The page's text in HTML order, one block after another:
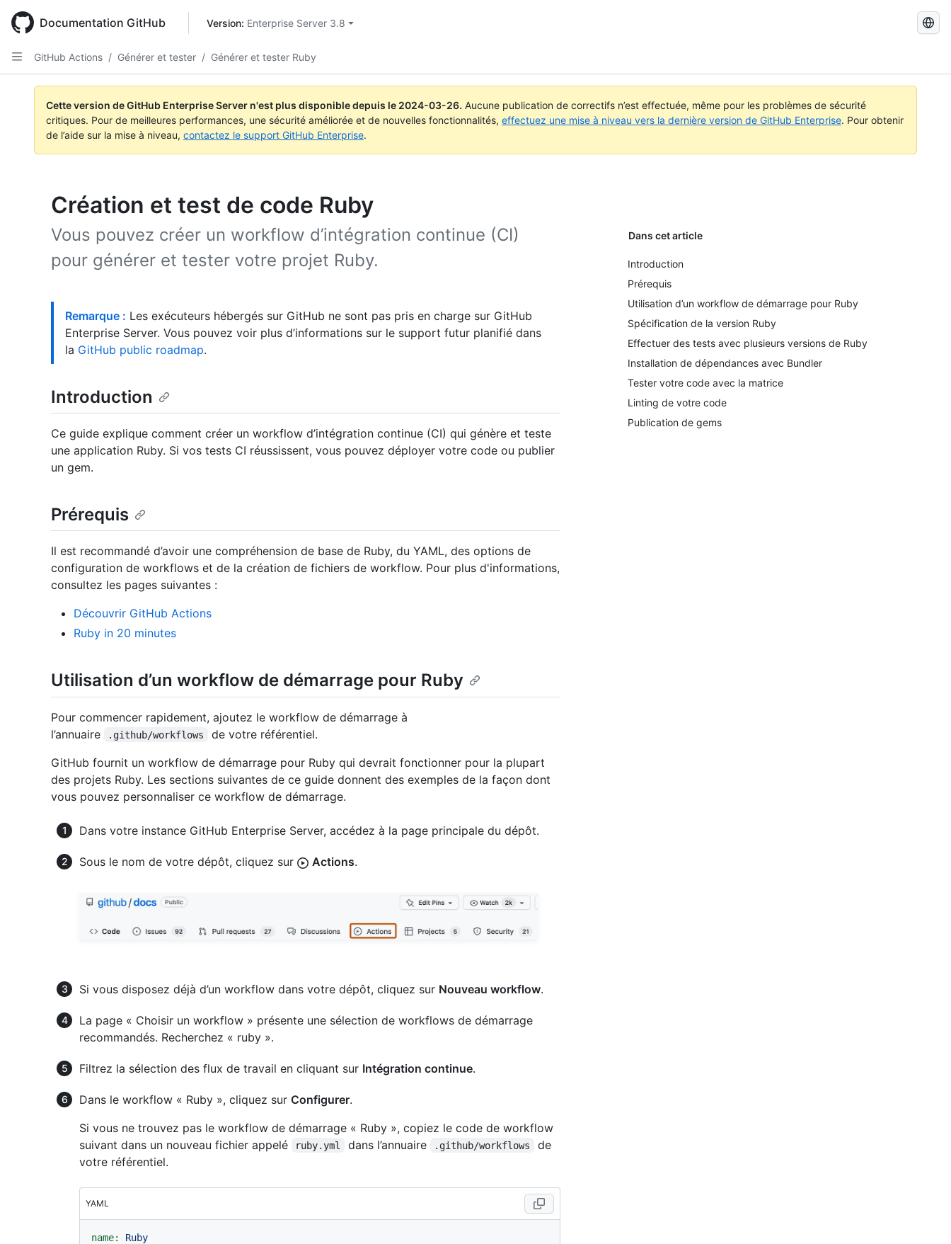
main
content
Documentation GitHub Version: Enterprise Server 3.8
Docs
GitHub Actions / Générer et tester / Générer et tester Ruby
Cette version de GitHub Enterprise Server n'est plus disponible depuis le 2024-03-26. Aucune publication de correctifs n’est effectuée, même pour les problèmes de sécurité
critiques. Pour de meilleures performances, une sécurité améliorée et de nouvelles fonctionnalités, effectuez une mise à niveau vers la dernière version de GitHub Enterprise. Pour obtenir
de l’aide sur la mise à niveau, contactez le support GitHub Enterprise.
Création et test de code Ruby
Vous pouvez créer un workflow d’intégration continue (CI)
pour générer et tester votre projet Ruby.
Dans cet article
Introduction
Prérequis
Utilisation d’un workflow de démarrage pour Ruby
Spécification de la version Ruby
Effectuer des tests avec plusieurs versions de Ruby
Installation de dépendances avec Bundler
Tester votre code avec la matrice
Linting de votre code
Publication de gems
Remarque : Les exécuteurs hébergés sur GitHub ne sont pas pris en charge sur GitHub
Enterprise Server. Vous pouvez voir plus d’informations sur le support futur planifié dans
la GitHub public roadmap.
Introduction
Ce guide explique comment créer un workflow d’intégration continue (CI) qui génère et teste
une application Ruby. Si vos tests CI réussissent, vous pouvez déployer votre code ou publier
un gem.
Prérequis
Il est recommandé d’avoir une compréhension de base de Ruby, du YAML, des options de
configuration de workflows et de la création de fichiers de workflow. Pour plus d'informations,
consultez les pages suivantes :
Découvrir GitHub Actions
Ruby in 20 minutes
Utilisation d’un workflow de démarrage pour Ruby
Pour commencer rapidement, ajoutez le workflow de démarrage à
l’annuaire
.github/workflows
de votre référentiel.
GitHub fournit un workflow de démarrage pour Ruby qui devrait fonctionner pour la plupart
des projets Ruby. Les sections suivantes de ce guide donnent des exemples de la façon dont
vous pouvez personnaliser ce workflow de démarrage.
Dans votre instance GitHub Enterprise Server, accédez à la page principale du dépôt.
Sous le nom de votre dépôt, cliquez sur Actions.
Si vous disposez déjà d’un workflow dans votre dépôt, cliquez sur Nouveau workflow.
La page « Choisir un workflow » présente une sélection de workflows de démarrage
recommandés. Recherchez « ruby ».
Filtrez la sélection des flux de travail en cliquant sur Intégration continue.
Dans le workflow « Ruby », cliquez sur Configurer.
Si vous ne trouvez pas le workflow de démarrage « Ruby », copiez le code de workflow
suivant dans un nouveau fichier appelé
ruby.yml dans l’annuaire .github/workflows
de
votre référentiel.
YAML
name: Ruby